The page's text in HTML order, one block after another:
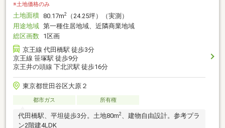
※土地価格のみ
土地面積 80.17m2
（24.25坪）（実測）
用途地域 第一種住居地域、近隣商業地域
総区画数 1区画
京王線 代田橋駅 徒歩3分
京王線 笹塚駅 徒歩9分
京王井の頭線 下北沢駅 徒歩16分
東京都世田谷区大原２
都市ガス 所有権
代田橋駅、平坦徒歩3分。土地80m2、建物自由設計。参考プラ
ン2階建4LDK